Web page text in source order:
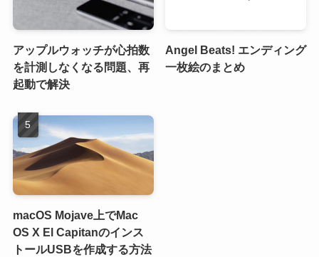
アップルウォッチが心拍数
を計測しなくなる問題、再
起動で解決
Angel Beats! エンディング
一枚絵のまとめ
macOS Mojave上でMac
OS X El Capitanのインス
トールUSBを作成する方法